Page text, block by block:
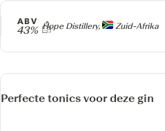
Producer
Hope Distillery, Zuid-Afrika
ABV
43%
Perfecte tonics voor deze gin